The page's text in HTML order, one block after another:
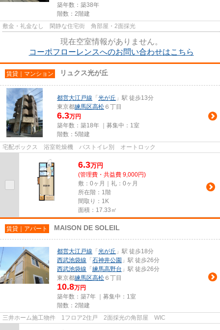
築年数：築38年
階数：2階建
敷金・礼金なし 閑静な住宅街 角部屋・2面採光
現在空室情報がありません。
コーポフローレンスへのお問い合わせはこちら
賃貸｜マンション リュクス光が丘
都営大江戸線 「 光が丘 」駅 徒歩13分
東京都練馬区高松 ６丁目
6.3万円
築年数：築18年 ｜募集中： 1室
階数：5階建
宅配ボックス 浴室乾燥機 バストイレ別 オートロック
6.3万円
(管理費・共益費 9,000円)
敷：0ヶ月｜礼：0ヶ月
所在階：1階
間取り：1K
面積：17.33㎡
賃貸｜アパート MAISON DE SOLEIL
都営大江戸線 「 光が丘 」駅 徒歩18分
西武池袋線 「 石神井公園 」駅 徒歩26分
西武池袋線 「 練馬高野台 」駅 徒歩26分
東京都練馬区高松 ６丁目
10.8万円
築年数：築7年 ｜募集中： 1室
階数：2階建
三井ホーム施工物件 1フロア2住戸 2面採光の角部屋 WIC